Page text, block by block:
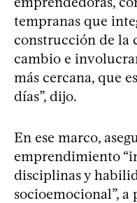
tempranas que
construcción de la
cambio e
más cercana, que
días”, dijo.
En ese marco,
emprendimiento
disciplinas y
socioemocional”, a